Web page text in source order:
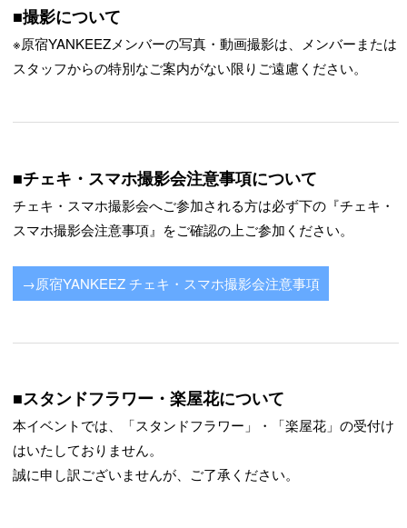
■撮影について
※原宿YANKEEZメンバーの写真・動画撮影は、メンバーまたは
スタッフからの特別なご案内がない限りご遠慮ください。
■チェキ・スマホ撮影会注意事項について
チェキ・スマホ撮影会へご参加される方は必ず下の『チェキ・
スマホ撮影会注意事項』をご確認の上ご参加ください。
→原宿YANKEEZ チェキ・スマホ撮影会注意事項
■スタンドフラワー・楽屋花について
本イベントでは、「スタンドフラワー」・「楽屋花」の受付け
はいたしておりません。
誠に申し訳ございませんが、ご了承ください。